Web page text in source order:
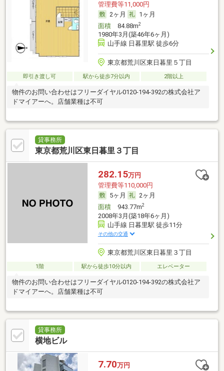
管理費等11,000円
2ヶ月
1ヶ月
面積84.88m2
1980年3月(築46年6ヶ月)
山手線 日暮里駅 徒歩6分
東京都荒川区東日暮里５丁目
即引き渡し可 駅から徒歩7分以内 2階以上
物件のお問い合わせはフリーダイヤル0120-194-392の株式会社ア
ドマイアーへ。店舗業種は不可
貸事務所
東京都荒川区東日暮里３丁目
282.15万円
管理費等110,000円
5ヶ月
2ヶ月
面積943.77m2
2008年3月(築18年6ヶ月)
山手線 日暮里駅 徒歩11分
その他の交通
東京都荒川区東日暮里３丁目
1階 駅から徒歩10分以内 エレベーター
物件のお問い合わせはフリーダイヤル0120-194-392の株式会社ア
ドマイアーへ。店舗業種は不可
貸事務所
横地ビル
7.70万円